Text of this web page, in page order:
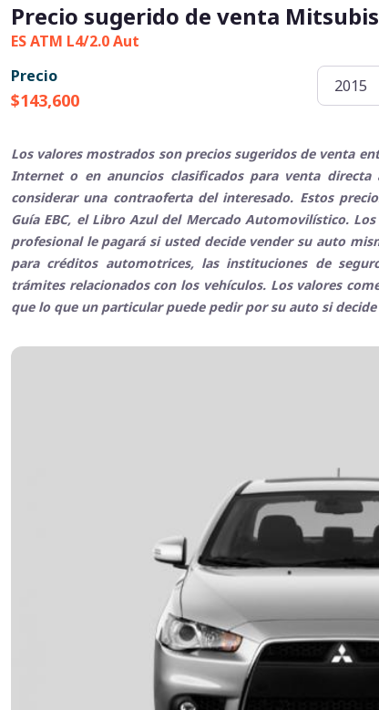
Precio sugerido de venta
ES ATM L4/2.0 Aut
Precio
$143,600
Los valores mostrados son precios sugeridos de venta
Internet o en anuncios clasificados para venta
considerar una contraoferta del interesado. Estos
Guía EBC, el Libro Azul del Mercado Automovilístico.
profesional le pagará si usted decide vender su auto
para créditos automotrices, las instituciones de
trámites relacionados con los vehículos. Los valores
que lo que un particular puede pedir por su auto si